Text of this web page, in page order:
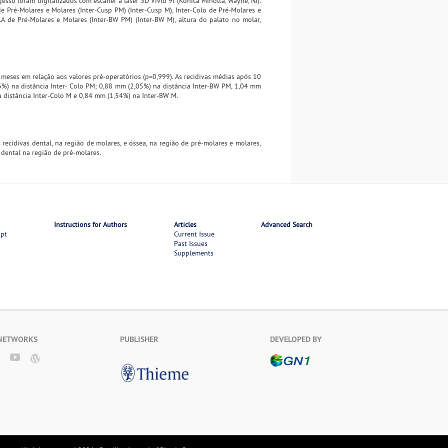
Pré-Molares e Molares (Inter-Cusp PM) (Inter-Cusp M), Inter-Colo de Pré-Molares e
de Pré-Molares e Molares (Inter-BW PM) (Inter-BW M), altura do palato no molar,
em relação aos valores pré-operatórios (p=0,999). As recidivas médias após 10
na distância Inter- Colo PM; 0,88 mm (2,05%) na distância Inter-BW PM, 1,04 mm
Inter-Colo M e 0,84 mm (1,54%) na Inter-BW M.
dental, na região de molares, e óssea, na região de pré-molares e molares,
na região de pré-molares.
Instructions for Authors
Articles
Current Issue
Past Issues
Supplements
Advanced Search
PUBLISHER DEVELOPED BY